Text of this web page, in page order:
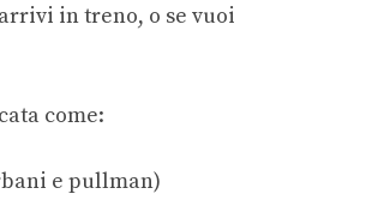
in treno, o se vuoi
come:
e pullman)